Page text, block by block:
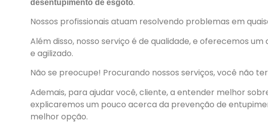
desentupimento de esgoto
Nossos profissionais atuam resolvendo problemas em
Além disso, nosso serviço é de qualidade, e oferecemos
e agilizado.
Não se preocupe! Procurando nossos serviços, você não
Ademais, para ajudar você, cliente, a entender melhor
explicaremos um pouco acerca da prevenção de
melhor opção.